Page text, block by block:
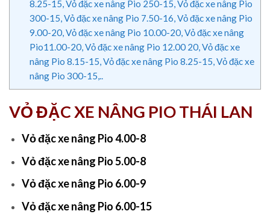
8.25-15, Vỏ đặc xe nâng Pio 250-15, Vỏ đặc xe nâng Pio
300-15, Vỏ đặc xe nâng Pio 7.50-16, Vỏ đặc xe nâng Pio
9.00-20, Vỏ đặc xe nâng Pio 10.00-20, Vỏ đặc xe nâng
Pio11.00-20, Vỏ đặc xe nâng Pio 12.00 20, Vỏ đặc xe
nâng Pio 8.15-15, Vỏ đặc xe nâng Pio 8.25-15, Vỏ đặc xe
nâng Pio 300-15,..
VỎ ĐẶC XE NÂNG PIO THÁI LAN
Vỏ đặc xe nâng Pio 4.00-8
Vỏ đặc xe nâng Pio 5.00-8
Vỏ đặc xe nâng Pio 6.00-9
Vỏ đặc xe nâng Pio 6.00-15